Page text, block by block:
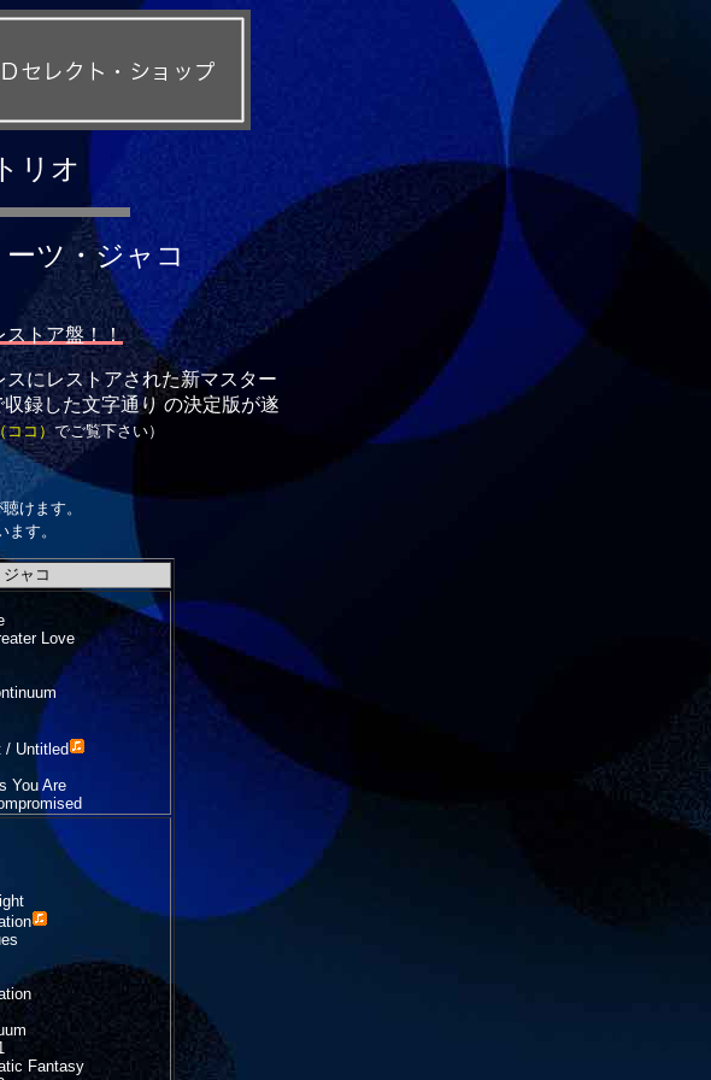
リオ
ツ・ジャコ
ストア盤！！
にレストアされた新マスター
録した文字通り の決定版が遂
ココ） でご覧下さい）
けます。
す。
ャコ
Love
/ Untitled
You Are
Fantasy